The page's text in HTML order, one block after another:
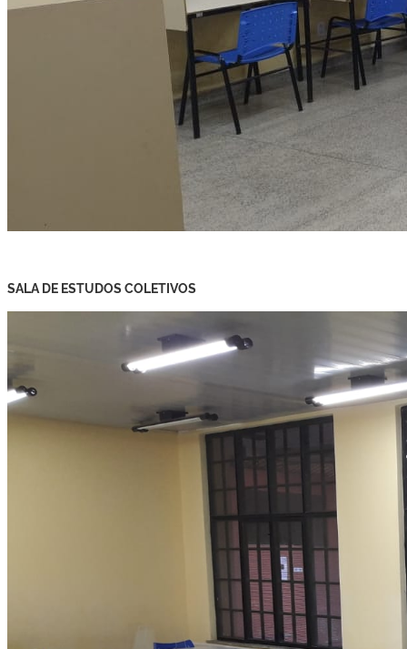
SALA DE ESTUDOS COLETIVOS